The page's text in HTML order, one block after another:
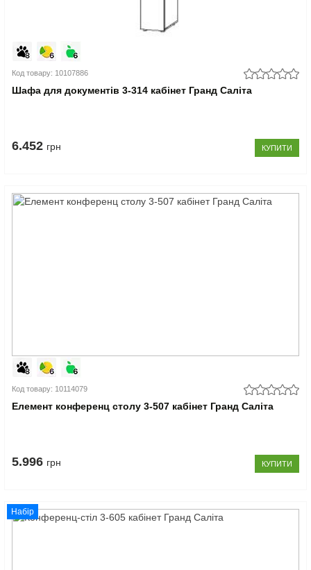
Код товару: 10107886
Шафа для документів 3-314 кабінет Гранд Саліта
6.452 грн КУПИТИ
Код товару: 10114079
Елемент конференц столу 3-507 кабінет Гранд Саліта
5.996 грн КУПИТИ
Набір